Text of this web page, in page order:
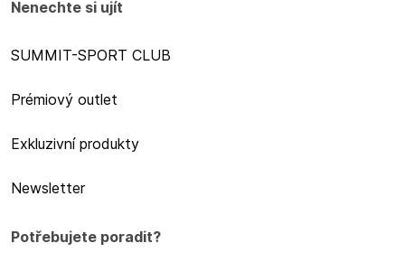
Nenechte si ujít
SUMMIT-SPORT CLUB
Prémiový outlet
Exkluzivní produkty
Newsletter
Potřebujete poradit?